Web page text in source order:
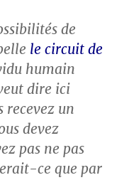
de
le circuit de
humain
dire ici
recevez un
devez
pas ne pas
ce que par